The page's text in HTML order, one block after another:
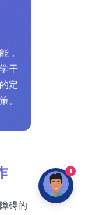
，
干
定
。
碍的
1